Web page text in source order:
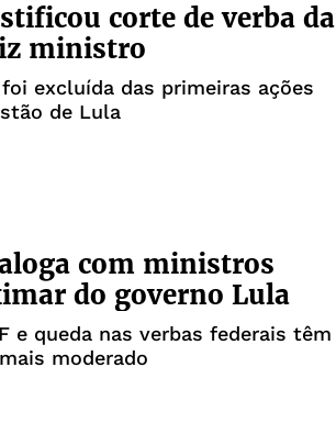
corte de verba da
ministro
excluída das primeiras ações
de Lula
com ministros
do governo Lula
e queda nas verbas federais têm
moderado